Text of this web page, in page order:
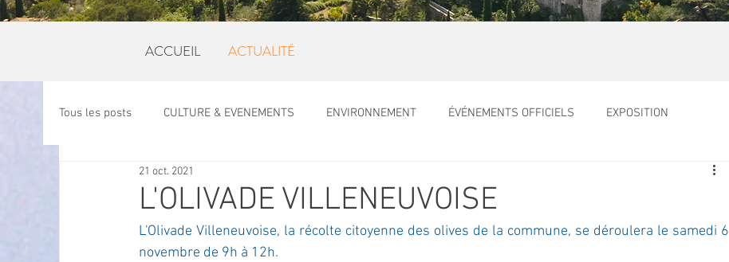
ACCUEIL ACTUALITÉ
Tous les posts CULTURE & EVENEMENTS ENVIRONNEMENT ÉVÉNEMENTS OFFICIELS EXPOSITION
OFFRES D'EMPLOI
ECO MOBILITE PETITE ENFANCE TOURISME ARCHIVES ET PATRIMOINE
L'OLIVADE VILLENEUVOISE
21 oct. 2021
L'Olivade Villeneuvoise, la récolte citoyenne des olives de la commune, se déroulera le samedi 6
novembre de 9h à 12h.